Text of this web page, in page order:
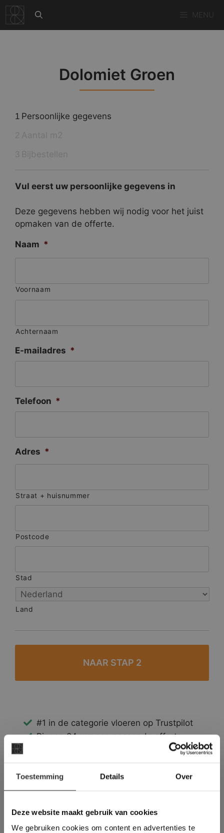
Toestemming Details Over
Deze website maakt gebruik van cookies
We gebruiken cookies om content en advertenties te
naar
de
Dolomiet Groen
1 Persoonlijke gegevens
Vul eerst uw persoonlijke gegevens in
Deze gegevens hebben wij nodig voor het juist
opmaken van de offerte.
Naam *
Voornaam
Achternaam
E-mailadres *
Telefoon *
Adres *
Straat + huisnummer
Postcode
Stad
Land
#1 in de categorie vloeren op Trustpilot
Binnen 24 uur een passende offerte
Legwerk vanuit het tegelzettersgilde
Meer dan 500 m2 showtuin
Deze website maakt
gebruik van cookies.
This Cookie Banner was deleted and is no
longer working. Please contact the website
administrator.